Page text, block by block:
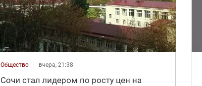
Общество вчера, 21:38
Сочи стал лидером по росту цен на